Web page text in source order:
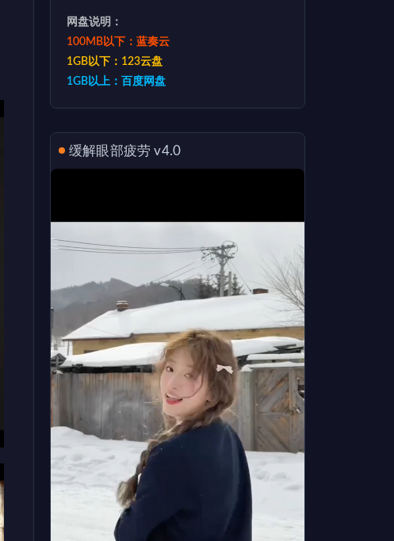
网盘说明：
100MB以下：蓝奏云
1GB以下：123云盘
1GB以上：百度网盘
缓解眼部疲劳 v4.0